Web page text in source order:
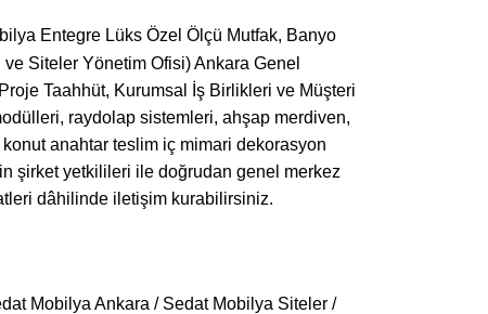
Entegre Lüks Özel Ölçü Mutfak, Banyo
Siteler Yönetim Ofisi) Ankara Genel
Taahhüt, Kurumsal İş Birlikleri ve Müşteri
raydolap sistemleri, ahşap merdiven,
konut anahtar teslim iç mimari dekorasyon
şirket yetkilileri ile doğrudan genel merkez
dâhilinde iletişim kurabilirsiniz.
Mobilya Ankara / Sedat Mobilya Siteler /